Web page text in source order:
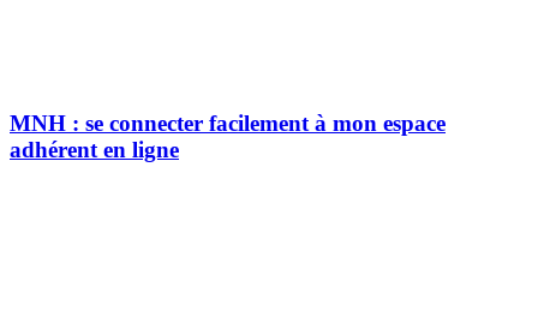
MNH : se connecter facilement à mon espace
adhérent en ligne